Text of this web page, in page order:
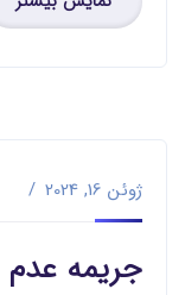
ژوئن 16, 2024
جریمه عدم